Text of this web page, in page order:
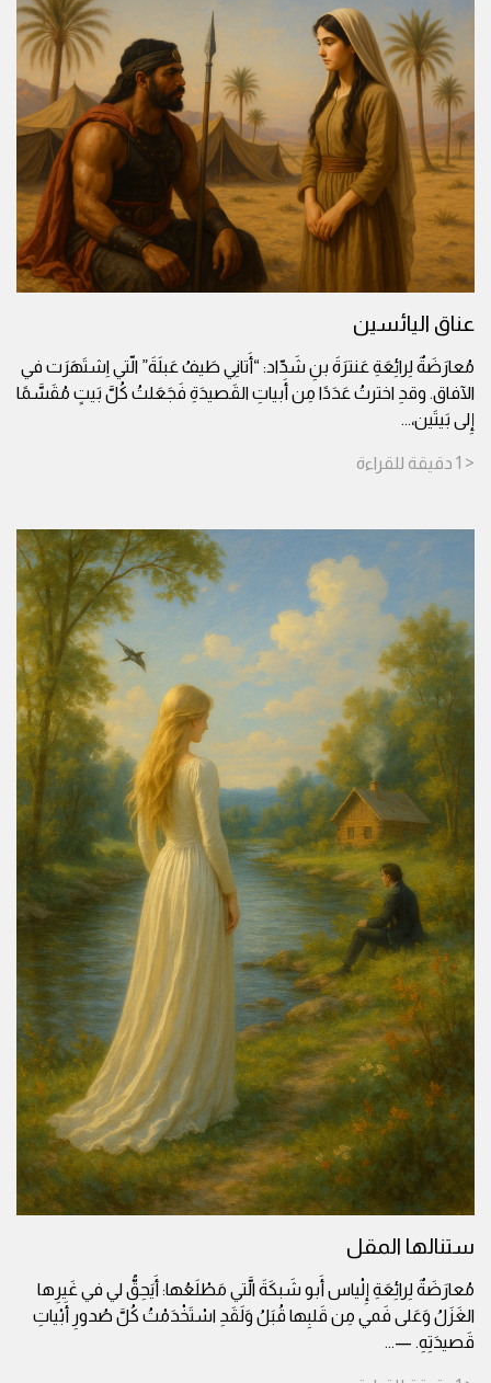
عناق اليائسين
مُعارَضَةٌ لِرائِعَةِ عَنترَةَ بنِ شَدّاد: “أَتانِي طَيفُ عَبلَةَ” الّتي اِشتَهَرَت في
الآفاق. وقدِ اخترتُ عَدَدًا مِن أَبياتِ القَصيدَةِ فَجَعَلتُ كُلَّ بَيتٍ مُقَسَّمًا
إِلى بَيتَين،...
< 1 دقيقة للقراءة
ستنالها المقل
مُعارَضَةٌ لِرائِعَةِ إِلْياس أَبو شَبكَةَ الَّتي مَطْلَعُها: أَيَحِقُّ لي في غَيرِها
الغَزَلُ وَعَلى فَمي مِن قَلبِها قُبَلُ وَلَقَدِ اسْتَخْدَمْتُ كُلَّ صُدورِ أَبْياتِ
قَصيدَتِهِ. —...